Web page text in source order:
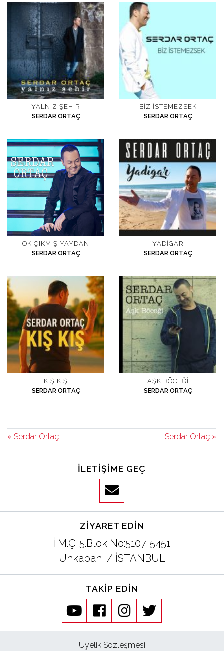
YALNIZ ŞEHIR
SERDAR ORTAÇ
BIZ İSTEMEZSEK
SERDAR ORTAÇ
OK ÇIKMIŞ YAYDAN
SERDAR ORTAÇ
YADIGAR
SERDAR ORTAÇ
KIŞ KIŞ
SERDAR ORTAÇ
AŞK BÖCEĞI
SERDAR ORTAÇ
« Serdar Ortaç Serdar Ortaç »
İLETIŞIME GEÇ
ZIYARET EDIN
İ.M.Ç. 5.Blok No:5107-5451
Unkapanı / İSTANBUL
TAKIP EDIN
youtubefacebookinstagram
Üyelik Sözleşmesi